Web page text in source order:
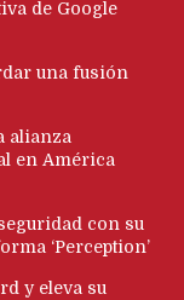
de Google
una fusión
alianza
en América
con su
‘Perception’
y eleva su